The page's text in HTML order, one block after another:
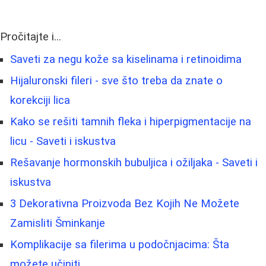
Pročitajte i...
Saveti za negu kože sa kiselinama i retinoidima
Hijaluronski fileri - sve što treba da znate o
korekciji lica
Kako se rešiti tamnih fleka i hiperpigmentacije na
licu - Saveti i iskustva
Rešavanje hormonskih bubuljica i ožiljaka - Saveti i
iskustva
3 Dekorativna Proizvoda Bez Kojih Ne Možete
Zamisliti Šminkanje
Komplikacije sa filerima u podočnjacima: Šta